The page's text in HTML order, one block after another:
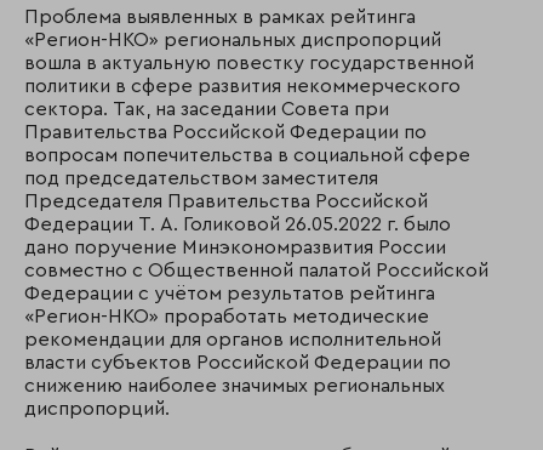
Проблема выявленных в рамках рейтинга
«Регион-НКО» региональных диспропорций
вошла в актуальную повестку государственной
политики в сфере развития некоммерческого
сектора. Так, на заседании Совета при
Правительства Российской Федерации по
вопросам попечительства в социальной сфере
под председательством заместителя
Председателя Правительства Российской
Федерации Т. А. Голиковой 26.05.2022 г. было
дано поручение Минэкономразвития России
совместно с Общественной палатой Российской
Федерации с учётом результатов рейтинга
«Регион-НКО» проработать методические
рекомендации для органов исполнительной
власти субъектов Российской Федерации по
снижению наиболее значимых региональных
диспропорций.